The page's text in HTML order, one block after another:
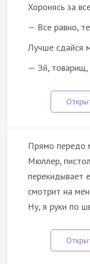
Хоронясь за
— Все равно,
Лучше сдайся
— Эй,
Прямо передо
Мюллер,
перекидывает
смотрит на
Ну, я руки по